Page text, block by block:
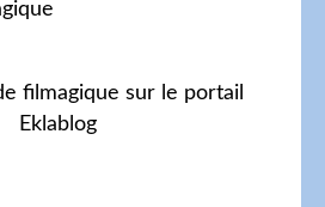
filmagique sur le portail
Eklablog